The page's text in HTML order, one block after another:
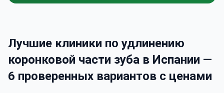
Лучшие клиники по удлинению
коронковой части зуба в Испании —
6 проверенных вариантов с ценами